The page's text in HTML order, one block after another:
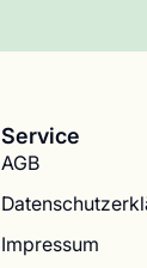
Service
AGB
Impressum